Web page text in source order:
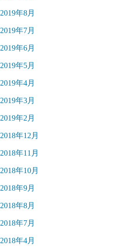
2019年8月
2019年7月
2019年6月
2019年5月
2019年4月
2019年3月
2019年2月
2018年12月
2018年11月
2018年10月
2018年9月
2018年8月
2018年7月
2018年4月